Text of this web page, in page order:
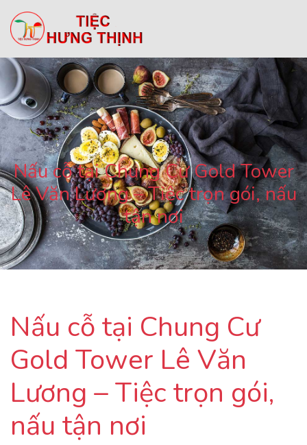
Nấu cỗ tại Chung Cư Gold Tower
Lê Văn Lương – Tiệc trọn gói, nấu
tận nơi
Nấu cỗ tại Chung Cư
Gold Tower Lê Văn
Lương – Tiệc trọn gói,
nấu tận nơi